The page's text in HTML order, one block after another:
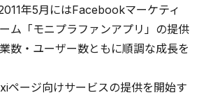
年5月にはFacebookマーケティ
ム「モニプラファンアプリ」の提供
数・ユーザー数ともに順調な成長を
ページ向けサービスの提供を開始す